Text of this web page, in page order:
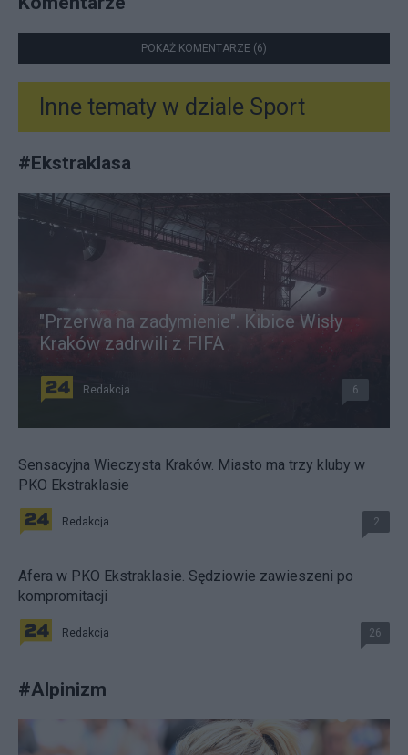
POKAŻ KOMENTARZE (6)
Inne tematy w dziale Sport
#Ekstraklasa
"Przerwa na zadymienie". Kibice Wisły
Kraków zadrwili z FIFA
Redakcja 6
Sensacyjna Wieczysta Kraków. Miasto ma trzy kluby w
PKO Ekstraklasie
Redakcja 2
Afera w PKO Ekstraklasie. Sędziowie zawieszeni po
kompromitacji
Redakcja 26
#Alpinizm